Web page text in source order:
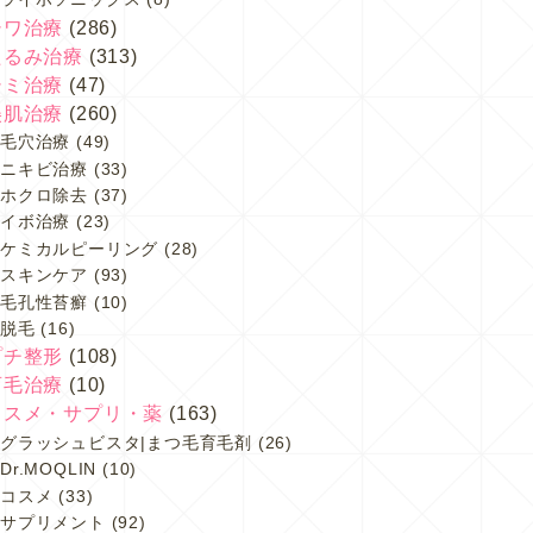
治療 (286)
み治療 (313)
治療 (47)
治療 (260)
毛穴治療 (49)
ニキビ治療 (33)
ホクロ除去 (37)
イボ治療 (23)
ケミカルピーリング (28)
スキンケア (93)
毛孔性苔癬 (10)
脱毛 (16)
整形 (108)
治療 (10)
メ・サプリ・薬 (163)
グラッシュビスタ|まつ毛育毛剤
(26)
Dr.MOQLIN (10)
コスメ (33)
サプリメント
(92)